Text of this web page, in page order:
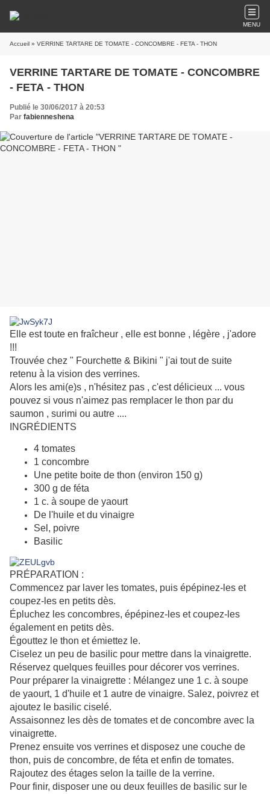
MENU
Accueil » VERRINE TARTARE DE TOMATE - CONCOMBRE - FETA - THON
VERRINE TARTARE DE TOMATE - CONCOMBRE
- FETA - THON
Publié le 30/06/2017 à 20:53
Par fabienneshena
Elle est toute en fraîcheur , elle est bonne , légère , j'adore
!!!
Trouvée chez " Fourchette & Bikini " j'ai tout de suite
retenu à la vision des verrines.
Alors les ami(e)s , n'hésitez pas , c'est délicieux ... vous
pouvez si vous n'aimez pas remplacer le thon par du
saumon , surimi ou autre ....
INGRÉDIENTS
4 tomates
1 concombre
Une petite boite de thon (environ 150 g)
300 g de féta
1 c. à soupe de yaourt
De l'huile et du vinaigre
Sel, poivre
Basilic
PRÉPARATION :
Commencez par laver les tomates, puis épépinez-les et
coupez-les en petits dès.
Épluchez les concombres, épépinez-les et coupez-les
également en petits dès.
Égouttez le thon et émiettez le.
Ciselez un peu de basilic pour mettre dans la vinaigrette.
Réservez quelques feuilles pour décorer vos verrines.
Pour préparer la vinaigrette : Mélangez une 1 c. à soupe
de yaourt, 1 d'huile et 1 autre de vinaigre. Salez, poivrez et
ajoutez le basilic ciselé.
Assaisonnez les dès de tomates et de concombre avec la
vinaigrette.
Prenez ensuite vos verrines et disposez une couche de
thon, puis de concombre, de féta et enfin de tomates.
Rajoutez des étages selon la taille de la verrine.
Pour finir, disposer une ou deux feuilles de basilic sur le